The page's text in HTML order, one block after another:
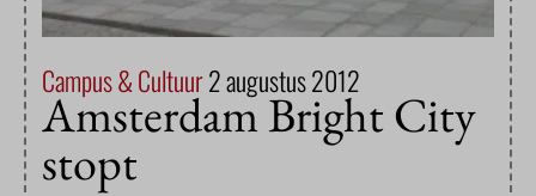
Campus & Cultuur2 augustus 2012
Amsterdam Bright City
stopt